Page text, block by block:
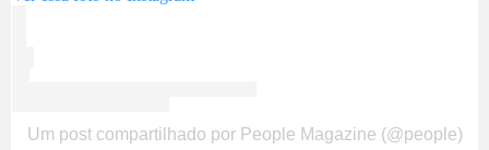
Um post compartilhado por People Magazine (@people)